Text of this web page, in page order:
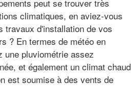
peut se trouver très
climatiques, en aviez-vous
travaux d'installation de vos
? En termes de météo en
une pluviométrie assez
et également un climat chaud
est soumise à des vents de